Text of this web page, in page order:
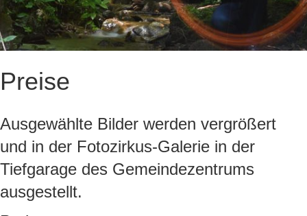
Preise
Ausgewählte Bilder werden vergrößert
und in der Fotozirkus-Galerie in der
Tiefgarage des Gemeindezentrums
ausgestellt.